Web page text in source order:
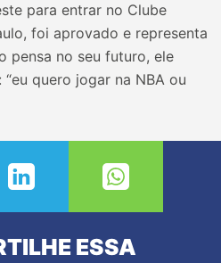
para entrar no Clube
foi aprovado e representa
pensa no seu futuro, ele
quero jogar na NBA ou
ESSA